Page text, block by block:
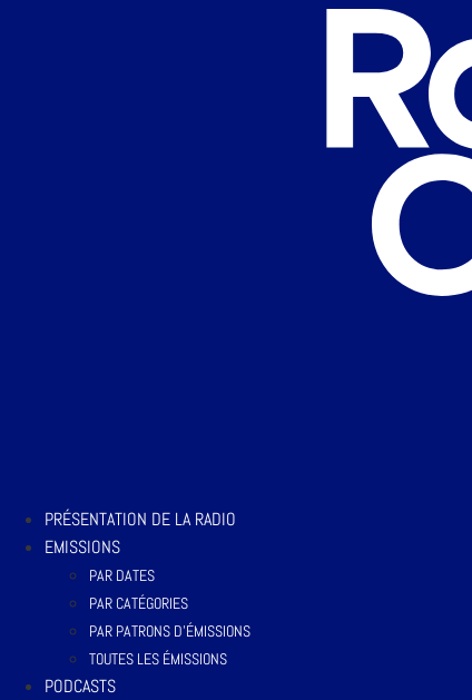
PRÉSENTATION DE LA RADIO
EMISSIONS
PAR DATES
PAR CATÉGORIES
PAR PATRONS D’ÉMISSIONS
TOUTES LES ÉMISSIONS
PODCASTS